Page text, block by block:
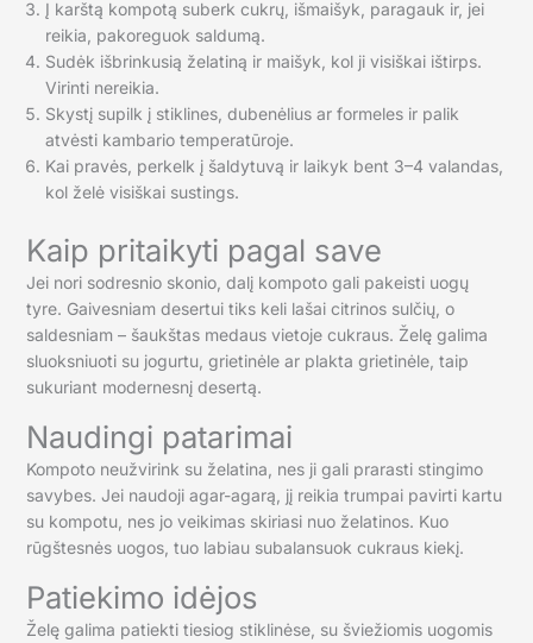
Į karštą kompotą suberk cukrų, išmaišyk, paragauk ir, jei
reikia, pakoreguok saldumą.
Sudėk išbrinkusią želatiną ir maišyk, kol ji visiškai ištirps.
Virinti nereikia.
Skystį supilk į stiklines, dubenėlius ar formeles ir palik
atvėsti kambario temperatūroje.
Kai pravės, perkelk į šaldytuvą ir laikyk bent 3–4 valandas,
kol želė visiškai sustings.
Kaip pritaikyti pagal save
Jei nori sodresnio skonio, dalį kompoto gali pakeisti uogų
tyre. Gaivesniam desertui tiks keli lašai citrinos sulčių, o
saldesniam – šaukštas medaus vietoje cukraus. Želę galima
sluoksniuoti su jogurtu, grietinėle ar plakta grietinėle, taip
sukuriant modernesnį desertą.
Naudingi patarimai
Kompoto neužvirink su želatina, nes ji gali prarasti stingimo
savybes. Jei naudoji agar-agarą, jį reikia trumpai pavirti kartu
su kompotu, nes jo veikimas skiriasi nuo želatinos. Kuo
rūgštesnės uogos, tuo labiau subalansuok cukraus kiekį.
Patiekimo idėjos
Želę galima patiekti tiesiog stiklinėse, su šviežiomis uogomis